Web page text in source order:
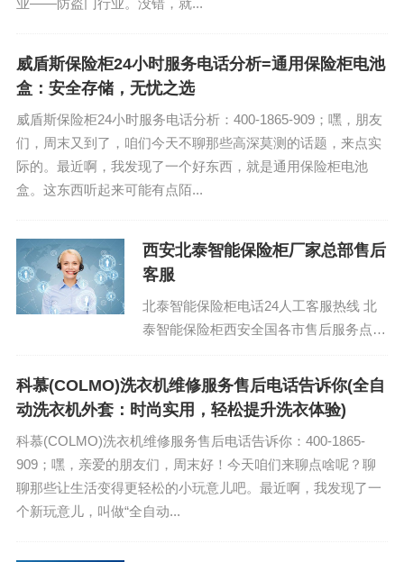
业——防盗门行业。没错，就...
威盾斯保险柜24小时服务电话分析=通用保险柜电池
盒：安全存储，无忧之选
威盾斯保险柜24小时服务电话分析：400-1865-909；嘿，朋友
们，周末又到了，咱们今天不聊那些高深莫测的话题，来点实
际的。最近啊，我发现了一个好东西，就是通用保险柜电池
盒。这东西听起来可能有点陌...
西安北泰智能保险柜厂家总部售后
客服
北泰智能保险柜电话24人工客服热线 北
泰智能保险柜西安全国各市售后服务点24
科慕(COLMO)洗衣机维修服务售后电话告诉你(全自
动洗衣机外套：时尚实用，轻松提升洗衣体验)
科慕(COLMO)洗衣机维修服务售后电话告诉你：400-1865-
909；嘿，亲爱的朋友们，周末好！今天咱们来聊点啥呢？聊
聊那些让生活变得更轻松的小玩意儿吧。最近啊，我发现了一
个新玩意儿，叫做“全自动...